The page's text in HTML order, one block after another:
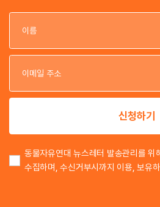
신청하기
동물자유연대 뉴스레터 발송관리를 위
수집하며, 수신거부시까지 이용, 보유